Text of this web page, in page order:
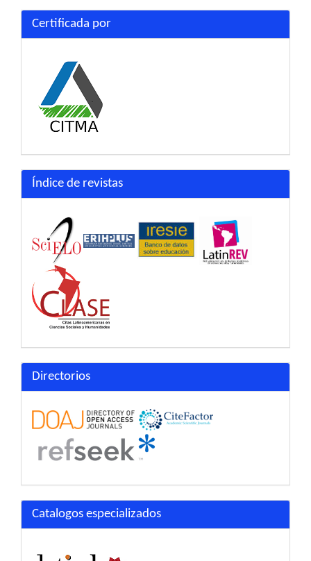
Certificada por
Índice de revistas
Directorios
Catalogos especializados